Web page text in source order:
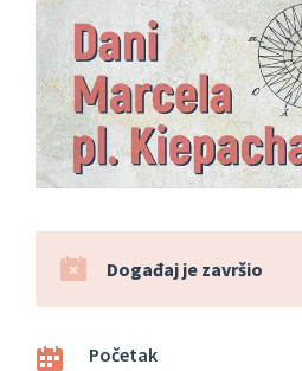
Događaj je završio
Početak